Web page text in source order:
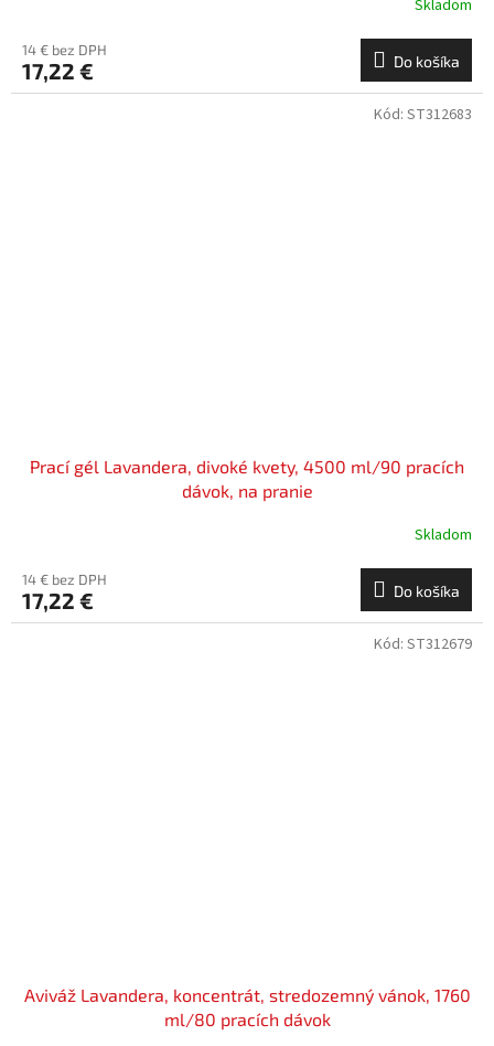
Skladom
14 € bez DPH
17,22 € Do košíka
Prací gél Lavandera, divoké kvety, 4500 ml/90 pracích
dávok, na pranie
Skladom
14 € bez DPH
17,22 € Do košíka
Kód: ST312683
Aviváž Lavandera, koncentrát, stredozemný vánok, 1760
ml/80 pracích dávok
Kód: ST312679